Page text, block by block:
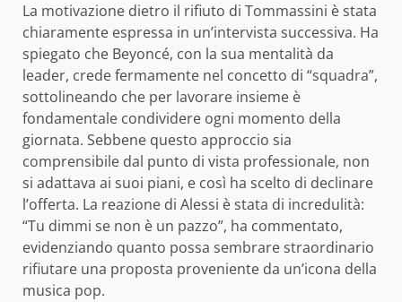
La motivazione dietro il rifiuto di Tommassini è stata
chiaramente espressa in un’intervista successiva. Ha
spiegato che Beyoncé, con la sua mentalità da
leader, crede fermamente nel concetto di “squadra”,
sottolineando che per lavorare insieme è
fondamentale condividere ogni momento della
giornata. Sebbene questo approccio sia
comprensibile dal punto di vista professionale, non
si adattava ai suoi piani, e così ha scelto di declinare
l’offerta. La reazione di Alessi è stata di incredulità:
“Tu dimmi se non è un pazzo”, ha commentato,
evidenziando quanto possa sembrare straordinario
rifiutare una proposta proveniente da un’icona della
musica pop.